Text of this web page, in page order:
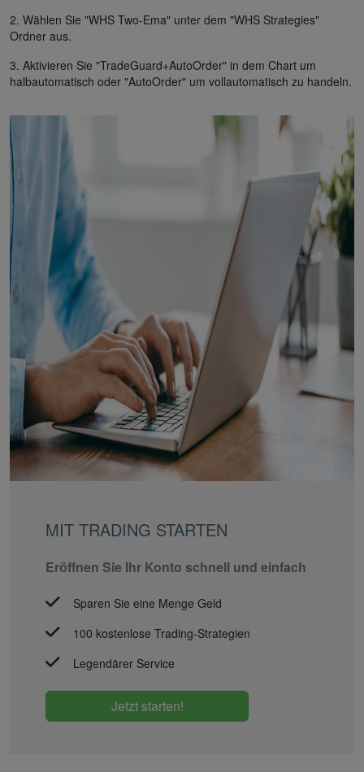
2. Wählen Sie "WHS Two-Ema" unter dem "WHS Strategies"
Ordner aus.
3. Aktivieren Sie "TradeGuard+AutoOrder" in dem Chart um
halbautomatisch oder "AutoOrder" um vollautomatisch zu handeln.
MIT TRADING STARTEN
Eröffnen Sie Ihr Konto schnell und einfach
Sparen Sie eine Menge Geld
100 kostenlose Trading-Strategien
Legendärer Service
Jetzt starten!